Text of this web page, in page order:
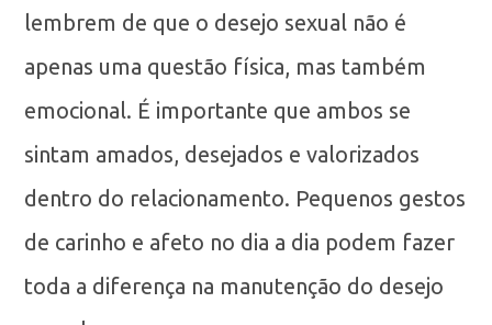
lembrem de que o desejo sexual não é
apenas uma questão física, mas também
emocional. É importante que ambos se
sintam amados, desejados e valorizados
dentro do relacionamento. Pequenos gestos
de carinho e afeto no dia a dia podem fazer
toda a diferença na manutenção do desejo